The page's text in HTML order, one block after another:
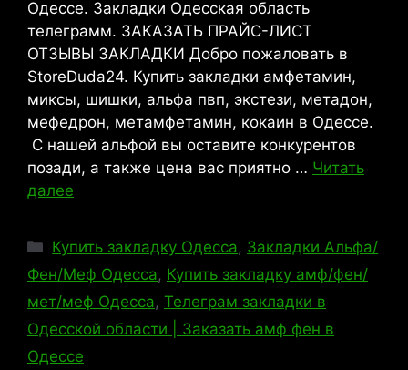
Одессе. Закладки Одесская область
телеграмм. ЗАКАЗАТЬ ПРАЙС-ЛИСТ
ОТЗЫВЫ ЗАКЛАДКИ Добро пожаловать в
StoreDuda24. Купить закладки амфетамин,
миксы, шишки, альфа пвп, экстези, метадон,
мефедрон, метамфетамин, кокаин в Одессе.
С нашей альфой вы оставите конкурентов
позади, а также цена вас приятно … Читать
далее
Рубрики
Купить закладку Одесса, Закладки Альфа/
Фен/Меф Одесса, Купить закладку амф/фен/
мет/меф Одесса, Телеграм закладки в
Одесской области | Заказать амф фен в
Одессе